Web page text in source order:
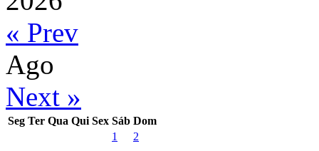
« Prev
Ago
Next »
Seg Ter Qua Qui Sex Sáb Dom
1
2